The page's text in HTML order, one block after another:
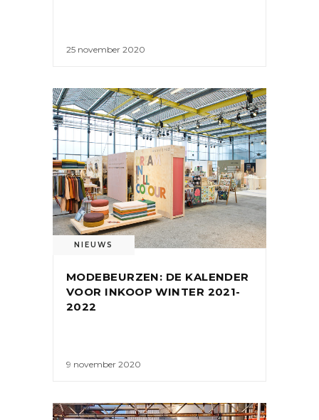
25 november 2020
NIEUWS
MODEBEURZEN: DE KALENDER
VOOR INKOOP WINTER 2021-
2022
9 november 2020